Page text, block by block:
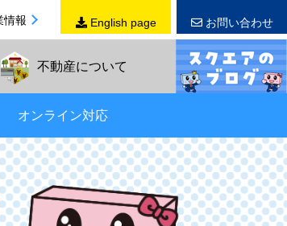
情報 English page お問い合わせ
オンライン対応
不動産について